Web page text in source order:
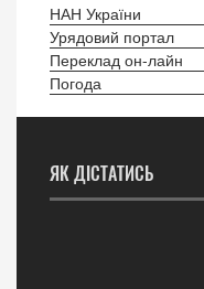
НАН України
Урядовий портал
Переклад он-лайн
Погода
ЯК ДІСТАТИСЬ